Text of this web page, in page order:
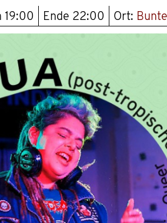
19:00 Ende 22:00 Ort: